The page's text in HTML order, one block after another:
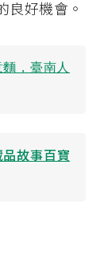
良好機會。
，臺南人
故事百寶